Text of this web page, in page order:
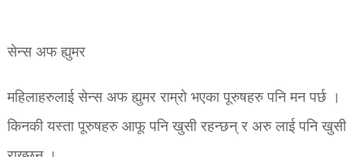
सेन्स अफ ह्युमर
महिलाहरुलाई सेन्स अफ ह्युमर राम्रो भएका पूरुषहरु पनि मन पर्छ ।
किनकी यस्ता पूरुषहरु आफू पनि खुसी रहन्छन् र अरु लाई पनि खुसी